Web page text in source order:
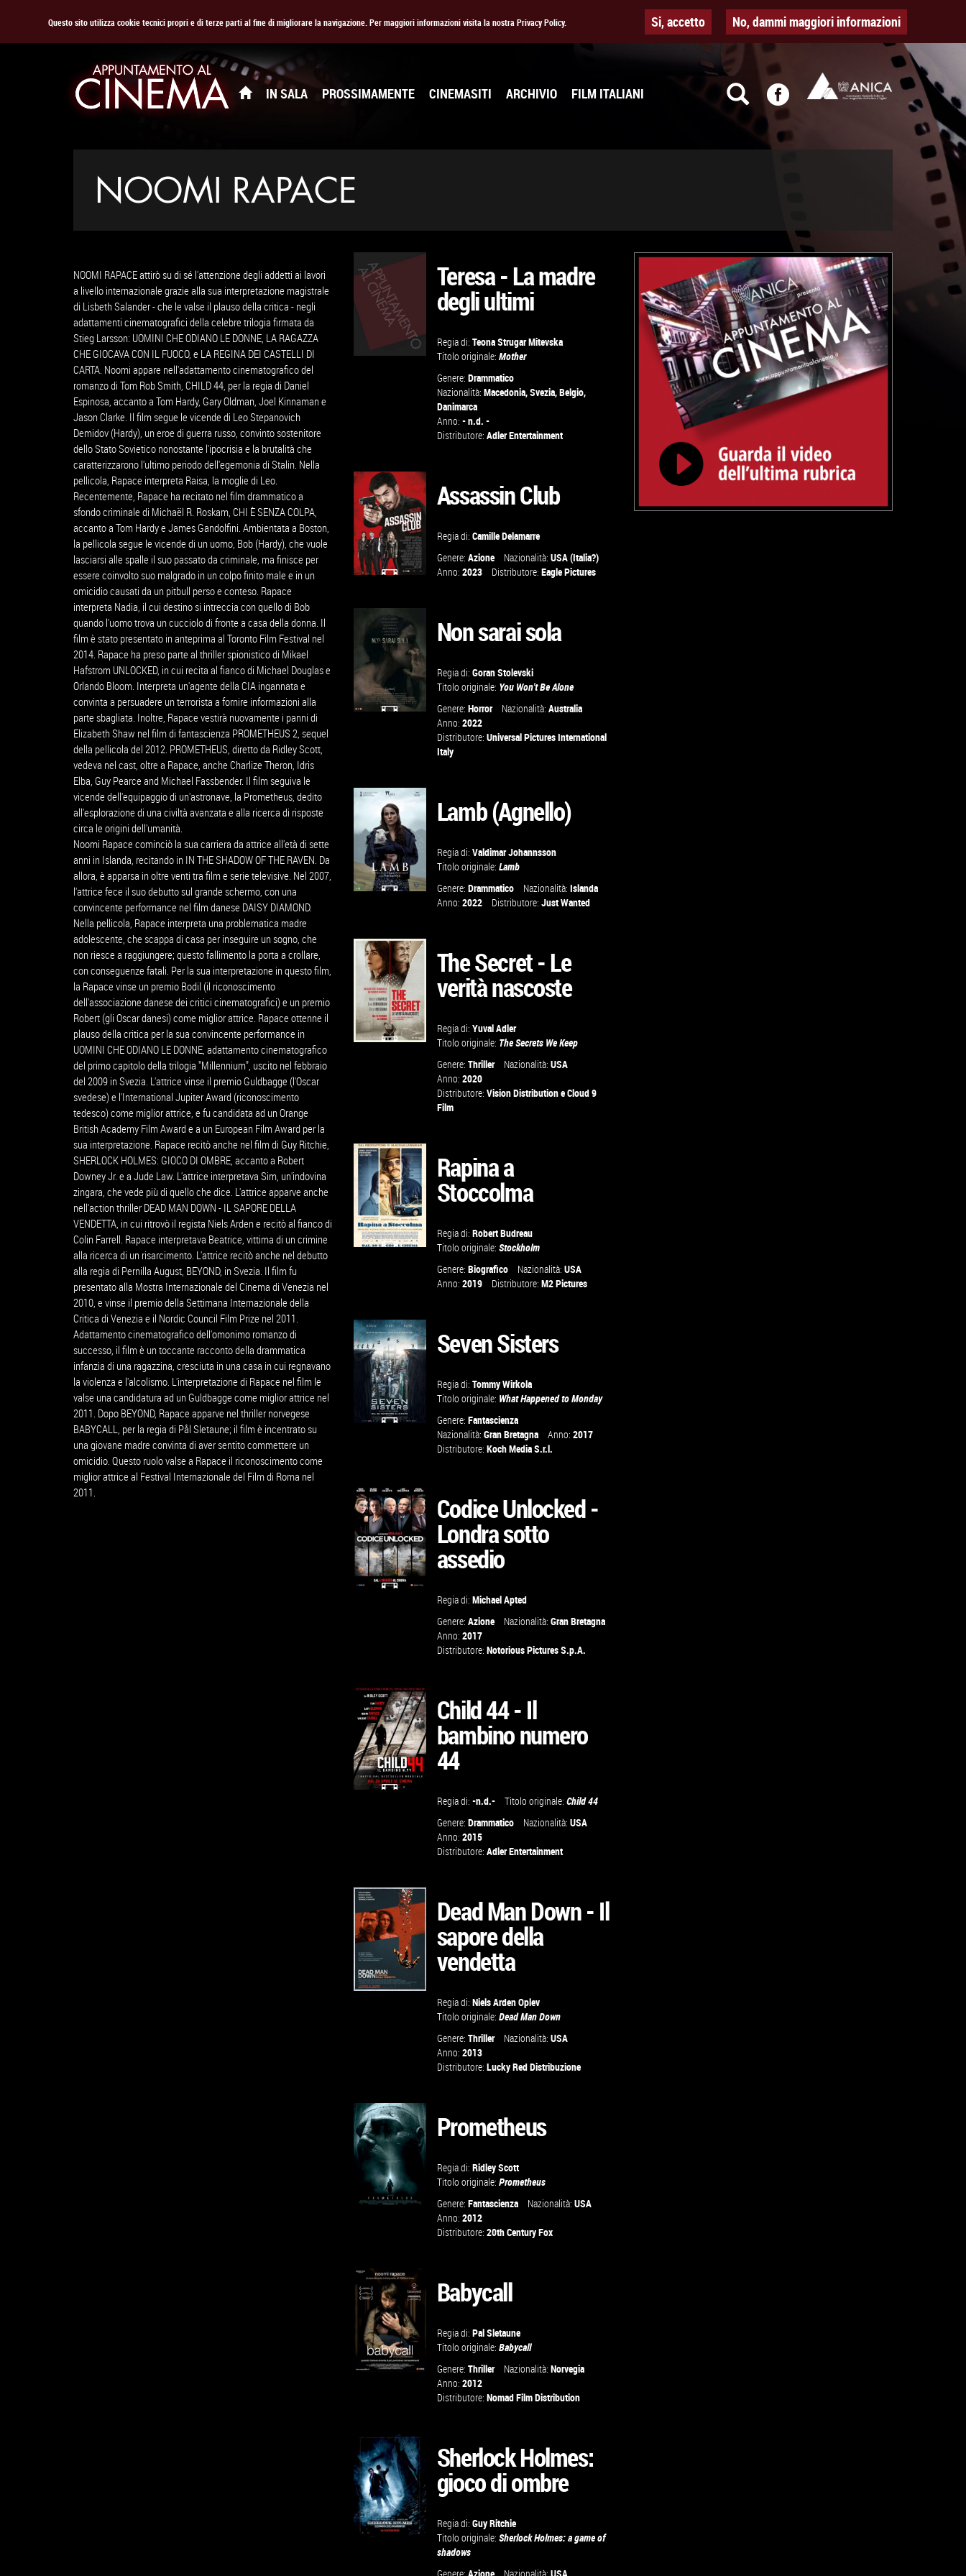
Questo sito utilizza cookie tecnici propri e di terze parti al fine di migliorare la navigazione. Per maggiori informazioni visita la nostra Privacy Policy. Si, accetto No, dammi maggiori informazioni
IN SALA PROSSIMAMENTE CINEMASITI ARCHIVIO FILM ITALIANI
NOOMI RAPACE
NOOMI RAPACE attirò su di sé l'attenzione degli addetti ai lavori
a livello internazionale grazie alla sua interpretazione magistrale
di Lisbeth Salander - che le valse il plauso della critica - negli
adattamenti cinematografici della celebre trilogia firmata da
Stieg Larsson: UOMINI CHE ODIANO LE DONNE, LA RAGAZZA
CHE GIOCAVA CON IL FUOCO, e LA REGINA DEI CASTELLI DI
CARTA. Noomi appare nell'adattamento cinematografico del
romanzo di Tom Rob Smith, CHILD 44, per la regia di Daniel
Espinosa, accanto a Tom Hardy, Gary Oldman, Joel Kinnaman e
Jason Clarke. Il film segue le vicende di Leo Stepanovich
Demidov (Hardy), un eroe di guerra russo, convinto sostenitore
dello Stato Sovietico nonostante l'ipocrisia e la brutalità che
caratterizzarono l'ultimo periodo dell'egemonia di Stalin. Nella
pellicola, Rapace interpreta Raisa, la moglie di Leo.
Recentemente, Rapace ha recitato nel film drammatico a
sfondo criminale di Michaël R. Roskam, CHI È SENZA COLPA,
accanto a Tom Hardy e James Gandolfini. Ambientata a Boston,
la pellicola segue le vicende di un uomo, Bob (Hardy), che vuole
lasciarsi alle spalle il suo passato da criminale, ma finisce per
essere coinvolto suo malgrado in un colpo finito male e in un
omicidio causati da un pitbull perso e conteso. Rapace
interpreta Nadia, il cui destino si intreccia con quello di Bob
quando l'uomo trova un cucciolo di fronte a casa della donna. Il
film è stato presentato in anteprima al Toronto Film Festival nel
2014. Rapace ha preso parte al thriller spionistico di Mikael
Hafstrom UNLOCKED, in cui recita al fianco di Michael Douglas e
Orlando Bloom. Interpreta un'agente della CIA ingannata e
convinta a persuadere un terrorista a fornire informazioni alla
parte sbagliata. Inoltre, Rapace vestirà nuovamente i panni di
Elizabeth Shaw nel film di fantascienza PROMETHEUS 2, sequel
della pellicola del 2012. PROMETHEUS, diretto da Ridley Scott,
vedeva nel cast, oltre a Rapace, anche Charlize Theron, Idris
Elba, Guy Pearce and Michael Fassbender. Il film seguiva le
vicende dell'equipaggio di un'astronave, la Prometheus, dedito
all'esplorazione di una civiltà avanzata e alla ricerca di risposte
circa le origini dell'umanità.
Noomi Rapace cominciò la sua carriera da attrice all'età di sette
anni in Islanda, recitando in IN THE SHADOW OF THE RAVEN. Da
allora, è apparsa in oltre venti tra film e serie televisive. Nel 2007,
l'attrice fece il suo debutto sul grande schermo, con una
convincente performance nel film danese DAISY DIAMOND.
Nella pellicola, Rapace interpreta una problematica madre
adolescente, che scappa di casa per inseguire un sogno, che
non riesce a raggiungere; questo fallimento la porta a crollare,
con conseguenze fatali. Per la sua interpretazione in questo film,
la Rapace vinse un premio Bodil (il riconoscimento
dell'associazione danese dei critici cinematografici) e un premio
Robert (gli Oscar danesi) come miglior attrice. Rapace ottenne il
plauso della critica per la sua convincente performance in
UOMINI CHE ODIANO LE DONNE, adattamento cinematografico
del primo capitolo della trilogia "Millennium", uscito nel febbraio
del 2009 in Svezia. L'attrice vinse il premio Guldbagge (l'Oscar
svedese) e l'International Jupiter Award (riconoscimento
tedesco) come miglior attrice, e fu candidata ad un Orange
British Academy Film Award e a un European Film Award per la
sua interpretazione. Rapace recitò anche nel film di Guy Ritchie,
SHERLOCK HOLMES: GIOCO DI OMBRE, accanto a Robert
Downey Jr. e a Jude Law. L'attrice interpretava Sim, un'indovina
zingara, che vede più di quello che dice. L'attrice apparve anche
nell'action thriller DEAD MAN DOWN - IL SAPORE DELLA
VENDETTA, in cui ritrovò il regista Niels Arden e recitò al fianco di
Colin Farrell. Rapace interpretava Beatrice, vittima di un crimine
alla ricerca di un risarcimento. L'attrice recitò anche nel debutto
alla regia di Pernilla August, BEYOND, in Svezia. Il film fu
presentato alla Mostra Internazionale del Cinema di Venezia nel
2010, e vinse il premio della Settimana Internazionale della
Critica di Venezia e il Nordic Council Film Prize nel 2011.
Adattamento cinematografico dell'omonimo romanzo di
successo, il film è un toccante racconto della drammatica
infanzia di una ragazzina, cresciuta in una casa in cui regnavano
la violenza e l'alcolismo. L'interpretazione di Rapace nel film le
valse una candidatura ad un Guldbagge come miglior attrice nel
2011. Dopo BEYOND, Rapace apparve nel thriller norvegese
BABYCALL, per la regia di Pål Sletaune; il film è incentrato su
una giovane madre convinta di aver sentito commettere un
omicidio. Questo ruolo valse a Rapace il riconoscimento come
miglior attrice al Festival Internazionale del Film di Roma nel
2011.
Teresa - La madre
degli ultimi
Regia di: Teona Strugar Mitevska
Titolo originale: Mother
Genere: Drammatico
Nazionalità: Macedonia,Svezia,Belgio,
Danimarca
Anno: - n.d. -
Distributore: Adler Entertainment
TRAILER
VAI ALLA
SCHEDA
Assassin Club
Regia di: Camille Delamarre
Genere: Azione Nazionalità: USA (Italia?)
Anno: 2023 Distributore: Eagle Pictures
VAI ALLA
SCHEDA
Non sarai sola
Regia di: Goran Stolevski
Titolo originale: You Won't Be Alone
Genere: Horror Nazionalità: Australia
Anno: 2022
Distributore: Universal Pictures International
Italy
VAI ALLA
SCHEDA
Lamb (Agnello)
Regia di: Valdimar Johannsson
Titolo originale: Lamb
Genere: Drammatico Nazionalità: Islanda
Anno: 2022 Distributore: Just Wanted
SCHEDA
The Secret - Le
verità nascoste
Regia di: Yuval Adler
Titolo originale: The Secrets We Keep
Genere: Thriller Nazionalità: USA
Anno: 2020
Distributore: Vision DistributioneCloud 9
Film
VAI ALLA
SCHEDA
Rapina a
Stoccolma
Regia di: Robert Budreau
Titolo originale: Stockholm
Genere: Biografico Nazionalità: USA
Anno: 2019 Distributore: M2 Pictures
VAI ALLA
SCHEDA
Seven Sisters
Regia di: Tommy Wirkola
Titolo originale: What Happened to Monday
Genere: Fantascienza
Nazionalità: Gran Bretagna Anno: 2017
Distributore: Koch Media S.r.l.
SCHEDA
Codice Unlocked -
Londra sotto
assedio
Regia di: Michael Apted
Genere: Azione Nazionalità: Gran Bretagna
Anno: 2017
Distributore: Notorious Pictures S.p.A.
SCHEDA
Child 44 - Il
bambino numero
44
Regia di: -n.d.- Titolo originale: Child 44
Genere: Drammatico Nazionalità: USA
Anno: 2015
Distributore: Adler Entertainment
Dead Man Down - Il
sapore della
vendetta
Regia di: Niels Arden Oplev
Titolo originale: Dead Man Down
Genere: Thriller Nazionalità: USA
Anno: 2013
Distributore: Lucky Red Distribuzione
SCHEDA
Prometheus
Regia di: Ridley Scott
Titolo originale: Prometheus
Genere: Fantascienza Nazionalità: USA
Anno: 2012
Distributore: 20th Century Fox
SCHEDA
Babycall
Regia di: Pal Sletaune
Titolo originale: Babycall
Genere: Thriller Nazionalità: Norvegia
Anno: 2012
Distributore: Nomad Film Distribution
Sherlock Holmes:
gioco di ombre
Regia di: Guy Ritchie
Titolo originale: Sherlock Holmes: a game of
shadows